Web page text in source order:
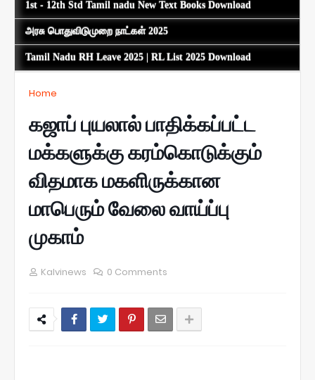
1st - 12th Std Tamil nadu New Text Books Download
அரசு பொதுவிடுமுறை நாட்கள் 2025
Tamil Nadu RH Leave 2025 | RL List 2025 Download
Home
கஜாப் புயலால் பாதிக்கப்பட்ட
மக்களுக்கு கரம்கொடுக்கும்
விதமாக மகளிருக்கான
மாபெரும் வேலை வாய்ப்பு
முகாம்
Kalvinews 0 Comments